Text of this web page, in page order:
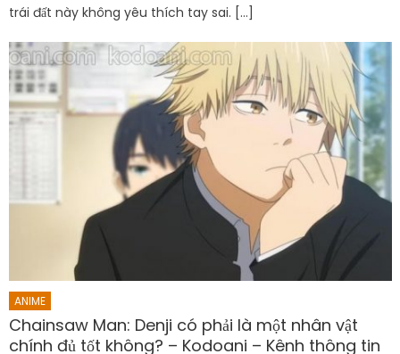
trái đất này không yêu thích tay sai. […]
ANIME
Chainsaw Man: Denji có phải là một nhân vật
chính đủ tốt không? – Kodoani – Kênh thông tin